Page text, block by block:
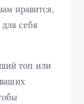
нравится,
себя
топ или